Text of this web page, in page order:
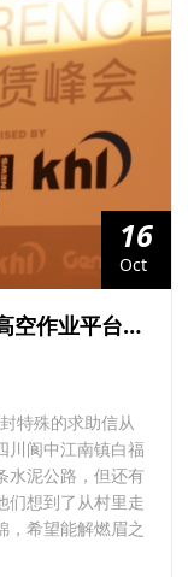
16
Oct
上海中盛锦程工业设备有限公司高空作业平台创始人——王仕锦
特殊的求助信从
川阆中江南镇白福
水泥公路，但还有
们想到了从村里走
，希望能解燃眉之